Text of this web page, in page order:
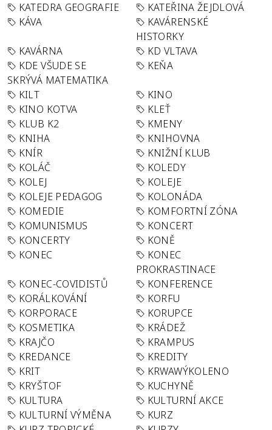
KATEDRA GEOGRAFIE
KATEŘINA ŽEJDLOVÁ
KÁVA
KAVÁRENSKÉ
HISTORKY
KAVÁRNA
KD VLTAVA
KDE VŠUDE SE
SKRÝVÁ MATEMATIKA
KEŇA
KILT
KINO
KINO KOTVA
KLEŤ
KLUB K2
KMENY
KNIHA
KNIHOVNA
KNÍR
KNIŽNÍ KLUB
KOLÁČ
KOLEDY
KOLEJ
KOLEJE
KOLEJE PEDAGOG
KOLONÁDA
KOMEDIE
KOMFORTNÍ ZÓNA
KOMUNISMUS
KONCERT
KONCERTY
KONĚ
KONEC
KONEC
PROKRASTINACE
KONEC-COVIDISTŮ
KONFERENCE
KORÁLKOVÁNÍ
KORFU
KORPORACE
KORUPCE
KOSMETIKA
KRÁDEŽ
KRAJČO
KRAMPUS
KREDANCE
KREDITY
KRIT
KRWAWÝKOLENO
KRYŠTOF
KUCHYNĚ
KULTURA
KULTURNÍ AKCE
KULTURNÍ VÝMĚNA
KURZ